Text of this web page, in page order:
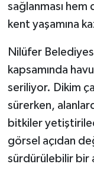
sağlanması hem
kent yaşamına
Nilüfer
kapsamında
seriliyor. Dikim
sürerken,
bitkiler
görsel açıdan
sürdürülebilir bir